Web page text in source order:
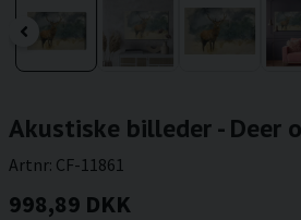
Akustiske billeder - Deer
Artnr: CF-11861
998,89 DKK